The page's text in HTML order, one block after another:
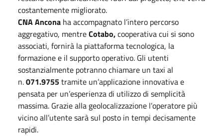
costantemente migliorato.
CNA Ancona ha accompagnato l’intero percorso
aggregativo, mentreCotabo,cooperativa cui si sono
associati, fornirà la piattaforma tecnologica, la
formazione e il supporto operativo. Gli utenti
sostanzialmente potranno chiamare un taxi al
n.071.9755tramite un’applicazione innovativa e
pensata per un’esperienza di utilizzo di semplicità
massima. Grazie alla geolocalizzazione l’operatore più
vicino all’utente sarà sul posto in tempi decisamente
rapidi.